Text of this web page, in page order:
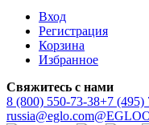
Вход
Регистрация
Корзина
Избранное
Свяжитесь с нами
8 (800) 550-73-38+7 (495)
russia@eglo.com